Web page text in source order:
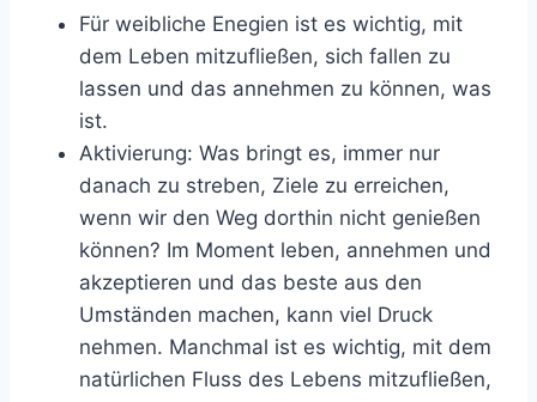
Für weibliche Enegien ist es wichtig, mit
dem Leben mitzufließen, sich fallen zu
lassen und das annehmen zu können, was
ist.
Aktivierung: Was bringt es, immer nur
danach zu streben, Ziele zu erreichen,
wenn wir den Weg dorthin nicht genießen
können? Im Moment leben, annehmen und
akzeptieren und das beste aus den
Umständen machen, kann viel Druck
nehmen. Manchmal ist es wichtig, mit dem
natürlichen Fluss des Lebens mitzufließen,